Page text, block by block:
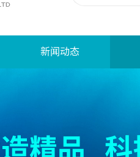
新闻动态